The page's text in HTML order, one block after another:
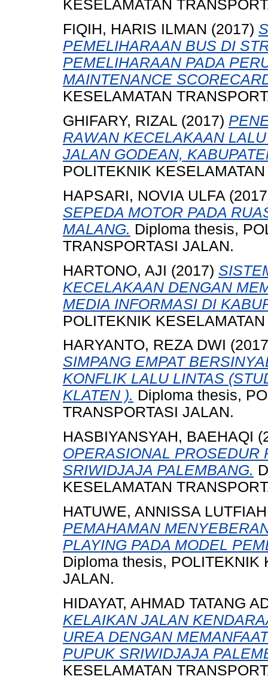
KESELAMATAN
FIQIH, HARIS ILMAN (2017)
PEMELIHARAAN BUS DI
PEMELIHARAAN PADA
MAINTENANCE
KESELAMATAN
GHIFARY, RIZAL (2017)
RAWAN KECELAKAAN
JALAN GODEAN,
POLITEKNIK
HAPSARI, NOVIA ULFA
SEPEDA MOTOR PADA
MALANG. Diploma thesis,
TRANSPORTASI JALAN.
HARTONO, AJI (2017)
KECELAKAAN DENGAN
MEDIA INFORMASI DI
POLITEKNIK
HARYANTO, REZA DWI
SIMPANG EMPAT
KONFLIK LALU LINTAS
KLATEN ). Diploma thesis,
TRANSPORTASI JALAN.
HASBIYANSYAH, BAEHAQI
OPERASIONAL PROSEDUR
SRIWIDJAJA PALEMBANG.
KESELAMATAN
HATUWE, ANNISSA LUTFIAH
PEMAHAMAN
PLAYING PADA MODEL
Diploma thesis, POLITEKNIK
JALAN.
HIDAYAT, AHMAD TATANG
KELAIKAN JALAN
UREA DENGAN
PUPUK SRIWIDJAJA
KESELAMATAN